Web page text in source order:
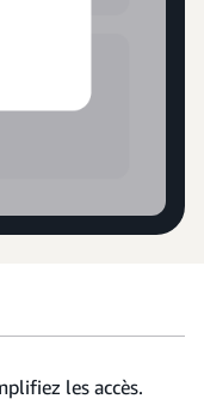
les accès.